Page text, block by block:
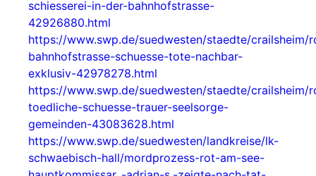
schiesserei-in-der-bahnhofstrasse-
42926880.html
https://www.swp.de/suedwesten/staedte/crailsheim/
bahnhofstrasse-schuesse-tote-nachbar-
exklusiv-42978278.html
https://www.swp.de/suedwesten/staedte/crailsheim/
toedliche-schuesse-trauer-seelsorge-
gemeinden-43083628.html
https://www.swp.de/suedwesten/landkreise/lk-
schwaebisch-hall/mordprozess-rot-am-see-